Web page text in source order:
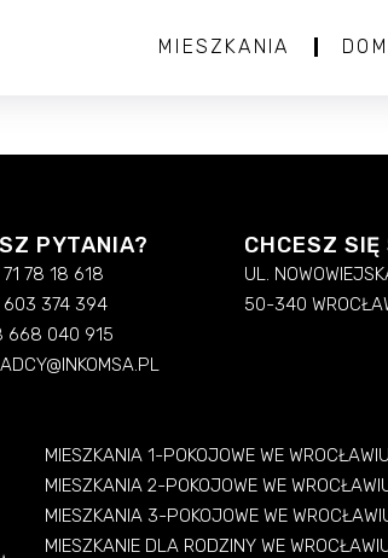
MIESZKANIA
PYTANIA?
78 18 618
374 394
668 040 915
CHCESZ
UL.
50-340
MIESZKANIA 1-POKOJOWE WE WROCŁAWIU
MIESZKANIA 2-POKOJOWE WE
MIESZKANIA 3-POKOJOWE WE
MIESZKANIE DLA RODZINY WE